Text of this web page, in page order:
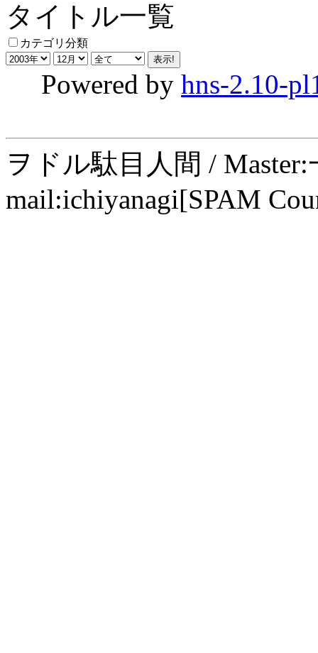
タイトル一覧
カテゴリ分類
Powered by hns-2.10-
ヲドル駄目人間 /
mail:ichiyanagi[SPAM